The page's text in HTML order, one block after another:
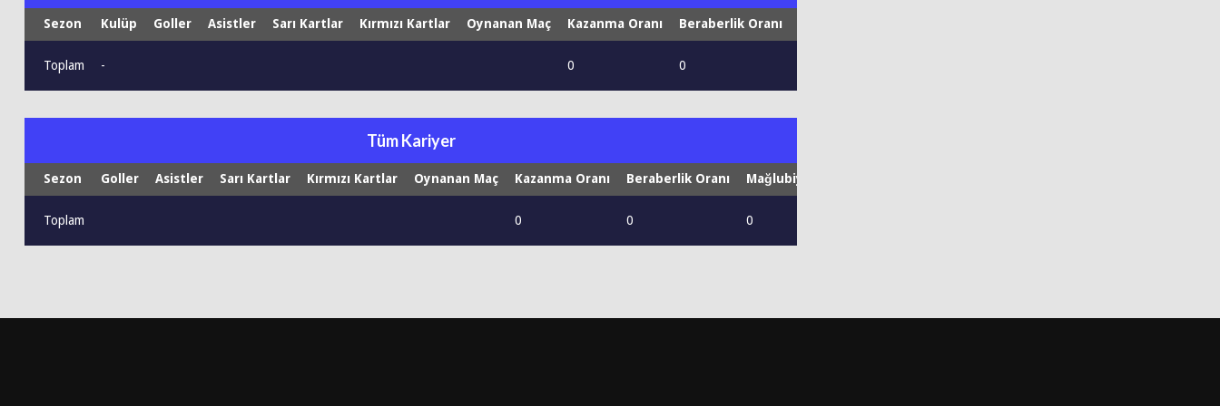
Sezon Kulüp Goller Asistler Sarı Kartlar Kırmızı Kartlar Oynanan Maç Kazanma Oranı Beraberlik Oranı
Toplam - 0 0
Tüm Kariyer
Sezon Goller Asistler Sarı Kartlar Kırmızı Kartlar Oynanan Maç Kazanma Oranı Beraberlik Oranı Mağlubiyet Oranı
Toplam 0 0 0